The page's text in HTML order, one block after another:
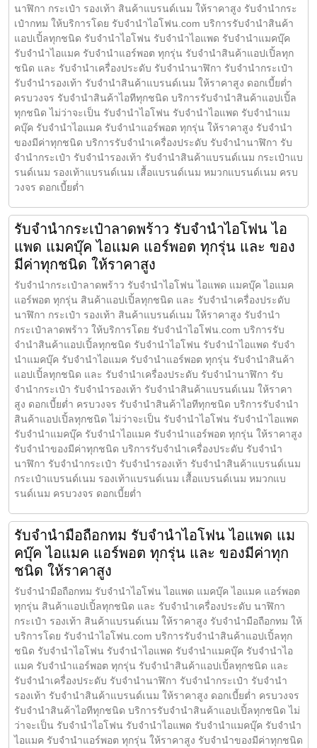
นาฬิกา กระเป๋า รองเท้า สินค้าแบรนด์เนม ให้ราคาสูง รับจำนำกระ
เป๋ากทม ให้บริการโดย รับจํานําไอโฟน.com บริการรับจำนำสินค้า
แอปเปิ้ลทุกชนิด รับจำนำไอโฟน รับจำนำไอแพด รับจำนำแมคบุ๊ค
รับจำนำไอแมค รับจำนำแอร์พอต ทุกรุ่น รับจำนำสินค้าแอปเปิ้ลทุก
ชนิด และ รับจำนำเครื่องประดับ รับจำนำนาฬิกา รับจำนำกระเป๋า
รับจำนำรองเท้า รับจำนำสินค้าแบรนด์เนม ให้ราคาสูง ดอกเบี้ยต่ำ
ครบวงจร รับจำนำสินค้าไอทีทุกชนิด บริการรับจำนำสินค้าแอปเปิ้ล
ทุกชนิด ไม่ว่าจะเป็น รับจำนำไอโฟน รับจำนำไอแพด รับจำนำแม
คบุ๊ค รับจำนำไอแมค รับจำนำแอร์พอต ทุกรุ่น ให้ราคาสูง รับจำนำ
ของมีค่าทุกชนิด บริการรับจำนำเครื่องประดับ รับจำนำนาฬิกา รับ
จำนำกระเป๋า รับจำนำรองเท้า รับจำนำสินค้าแบรนด์เนม กระเป๋าแบ
รนด์เนม รองเท้าแบรนด์เนม เสื้อแบรนด์เนม หมวกแบรนด์เนม ครบ
วงจร ดอกเบี้ยต่ำ
รับจำนำกระเป๋าลาดพร้าว รับจำนำไอโฟน ไอ
แพด แมคบุ๊ค ไอแมค แอร์พอต ทุกรุ่น และ ของ
มีค่าทุกชนิด ให้ราคาสูง
รับจำนำกระเป๋าลาดพร้าว รับจำนำไอโฟน ไอแพด แมคบุ๊ค ไอแมค
แอร์พอต ทุกรุ่น สินค้าแอปเปิ้ลทุกชนิด และ รับจำนำเครื่องประดับ
นาฬิกา กระเป๋า รองเท้า สินค้าแบรนด์เนม ให้ราคาสูง รับจำนำ
กระเป๋าลาดพร้าว ให้บริการโดย รับจํานําไอโฟน.com บริการรับ
จำนำสินค้าแอปเปิ้ลทุกชนิด รับจำนำไอโฟน รับจำนำไอแพด รับจำ
นำแมคบุ๊ค รับจำนำไอแมค รับจำนำแอร์พอต ทุกรุ่น รับจำนำสินค้า
แอปเปิ้ลทุกชนิด และ รับจำนำเครื่องประดับ รับจำนำนาฬิกา รับ
จำนำกระเป๋า รับจำนำรองเท้า รับจำนำสินค้าแบรนด์เนม ให้ราคา
สูง ดอกเบี้ยต่ำ ครบวงจร รับจำนำสินค้าไอทีทุกชนิด บริการรับจำนำ
สินค้าแอปเปิ้ลทุกชนิด ไม่ว่าจะเป็น รับจำนำไอโฟน รับจำนำไอแพด
รับจำนำแมคบุ๊ค รับจำนำไอแมค รับจำนำแอร์พอต ทุกรุ่น ให้ราคาสูง
รับจำนำของมีค่าทุกชนิด บริการรับจำนำเครื่องประดับ รับจำนำ
นาฬิกา รับจำนำกระเป๋า รับจำนำรองเท้า รับจำนำสินค้าแบรนด์เนม
กระเป๋าแบรนด์เนม รองเท้าแบรนด์เนม เสื้อแบรนด์เนม หมวกแบ
รนด์เนม ครบวงจร ดอกเบี้ยต่ำ
รับจำนำมือถือกทม รับจำนำไอโฟน ไอแพด แม
คบุ๊ค ไอแมค แอร์พอต ทุกรุ่น และ ของมีค่าทุก
ชนิด ให้ราคาสูง
รับจำนำมือถือกทม รับจำนำไอโฟน ไอแพด แมคบุ๊ค ไอแมค แอร์พอต
ทุกรุ่น สินค้าแอปเปิ้ลทุกชนิด และ รับจำนำเครื่องประดับ นาฬิกา
กระเป๋า รองเท้า สินค้าแบรนด์เนม ให้ราคาสูง รับจำนำมือถือกทม ให้
บริการโดย รับจํานําไอโฟน.com บริการรับจำนำสินค้าแอปเปิ้ลทุก
ชนิด รับจำนำไอโฟน รับจำนำไอแพด รับจำนำแมคบุ๊ค รับจำนำไอ
แมค รับจำนำแอร์พอต ทุกรุ่น รับจำนำสินค้าแอปเปิ้ลทุกชนิด และ
รับจำนำเครื่องประดับ รับจำนำนาฬิกา รับจำนำกระเป๋า รับจำนำ
รองเท้า รับจำนำสินค้าแบรนด์เนม ให้ราคาสูง ดอกเบี้ยต่ำ ครบวงจร
รับจำนำสินค้าไอทีทุกชนิด บริการรับจำนำสินค้าแอปเปิ้ลทุกชนิด ไม่
ว่าจะเป็น รับจำนำไอโฟน รับจำนำไอแพด รับจำนำแมคบุ๊ค รับจำนำ
ไอแมค รับจำนำแอร์พอต ทุกรุ่น ให้ราคาสูง รับจำนำของมีค่าทุกชนิด